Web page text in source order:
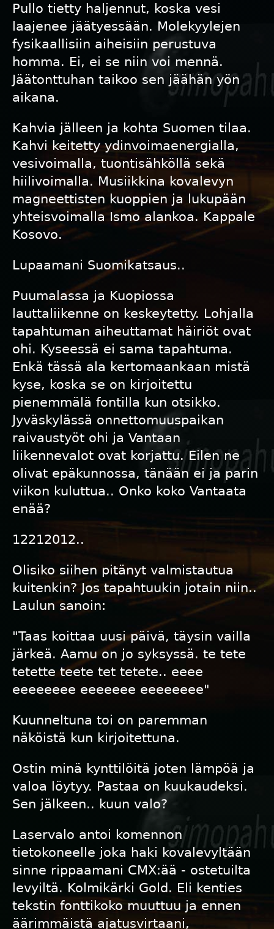
Pullo tietty haljennut, koska vesi
laajenee jäätyessään. Molekyylejen
fysikaallisiin aiheisiin perustuva
homma. Ei, ei se niin voi mennä.
Jäätonttuhan taikoo sen jäähän yön
aikana.
Kahvia jälleen ja kohta Suomen tilaa.
Kahvi keitetty ydinvoimaenergialla,
vesivoimalla, tuontisähköllä sekä
hiilivoimalla. Musiikkina kovalevyn
magneettisten kuoppien ja lukupään
yhteisvoimalla Ismo alankoa. Kappale
Kosovo.
Lupaamani Suomikatsaus..
Puumalassa ja Kuopiossa
lauttaliikenne on keskeytetty. Lohjalla
tapahtuman aiheuttamat häiriöt ovat
ohi. Kyseessä ei sama tapahtuma.
Enkä tässä ala kertomaankaan mistä
kyse, koska se on kirjoitettu
pienemmälä fontilla kun otsikko.
Jyväskylässä onnettomuuspaikan
raivaustyöt ohi ja Vantaan
liikennevalot ovat korjattu. Eilen ne
olivat epäkunnossa, tänään ei ja parin
viikon kuluttua.. Onko koko Vantaata
enää?
12212012..
Olisiko siihen pitänyt valmistautua
kuitenkin? Jos tapahtuukin jotain niin..
Laulun sanoin:
"Taas koittaa uusi päivä, täysin vailla
järkeä. Aamu on jo syksyssä. te tete
tetette teete tet tetete.. eeee
eeeeeeee eeeeeee eeeeeeee"
Kuunneltuna toi on paremman
näköistä kun kirjoitettuna.
Ostin minä kynttilöitä joten lämpöä ja
valoa löytyy. Pastaa on kuukaudeksi.
Sen jälkeen.. kuun valo?
Laservalo antoi komennon
tietokoneelle joka haki kovalevyltään
sinne rippaamani CMX:ää - ostetuilta
levyiltä. Kolmikärki Gold. Eli kenties
tekstin fonttikoko muuttuu ja ennen
äärimmäistä ajatusvirtaani,